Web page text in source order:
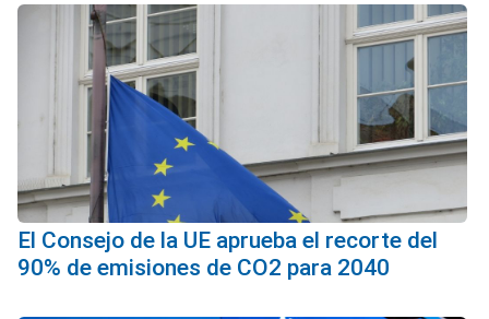
El Consejo de la UE aprueba el recorte del
90% de emisiones de CO2 para 2040